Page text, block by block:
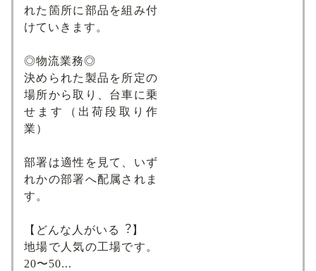
れた箇所に部品を組み付
けていきます。
◎物流業務◎
決められた製品を所定の
場所から取り、台⾞に乗
せます（出荷段取り作
業）
部署は適性を⾒て、いず
れかの部署へ配属されま
す。
【どんな⼈がいる︖】
地場で人気の工場です。
20〜50...